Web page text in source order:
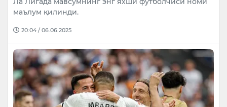
маълум қилинди.
20:04 / 06.06.2025